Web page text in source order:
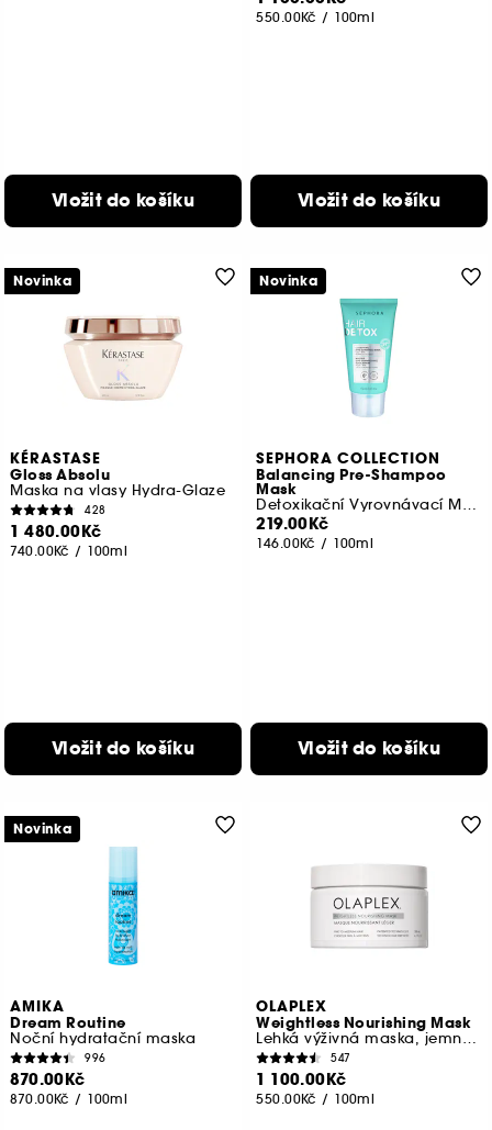
Vložit do košíku
550.00Kč / 100ml
Vložit do košíku
KÉRASTASE
Gloss Absolu
Maska na vlasy Hydra-Glaze
428
1 480.00Kč
740.00Kč / 100ml
Vložit do košíku
Novinka
SEPHORA COLLECTION
Balancing Pre-Shampoo
Mask
Detoxikační Vyrovnávací Maska Před Šamponem
219.00Kč
146.00Kč / 100ml
Vložit do košíku
Novinka
AMIKA
Dream Routine
Noční hydratační maska
996
870.00Kč
870.00Kč / 100ml
Novinka
OLAPLEX
Weightless Nourishing Mask
Lehká výživná maska, jemné až středně silné vlasy
547
1 100.00Kč
550.00Kč / 100ml